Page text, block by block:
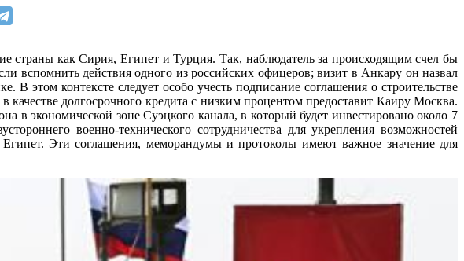
страны как Сирия, Египет и Турция. Так, наблюдатель за происходящим счел бы
вспомнить действия одного из российских офицеров; визит в Анкару он назвал
контексте следует особо учесть подписание соглашения о строительстве
долгосрочного кредита с низким процентом предоставит Каиру Москва.
в экономической зоне Суэцкого канала, в который будет инвестировано около 7
военно-технического сотрудничества для укрепления возможностей
Эти соглашения, меморандумы и протоколы имеют важное значение для